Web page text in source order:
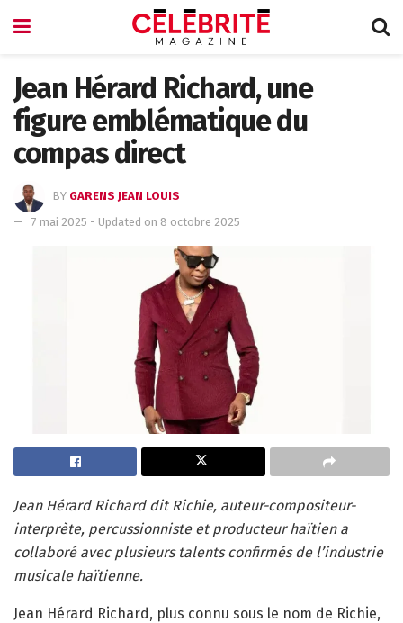
Jean Hérard Richard, une
figure emblématique du
compas direct
BY GARENS JEAN LOUIS
7 mai 2025 - Updated on 8 octobre 2025
Jean Hérard Richard dit Richie, auteur-compositeur-
interprète, percussionniste et producteur haïtien a
collaboré avec plusieurs talents confirmés de l’industrie
musicale haïtienne.
Jean Hérard Richard, plus connu sous le nom de Richie,